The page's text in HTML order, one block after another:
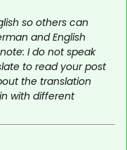
so others can
and English
I do not speak
to read your post
the translation
with different